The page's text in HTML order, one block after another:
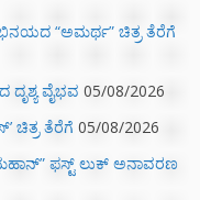
“ಅಮರ್ಥ” ಚಿತ್ರ ತೆರೆಗೆ
ವೈಭವ 05/08/2026
ಚಿತ್ರ ತೆರೆಗೆ 05/08/2026
ಫಸ್ಟ್ ಲುಕ್ ಅನಾವರಣ